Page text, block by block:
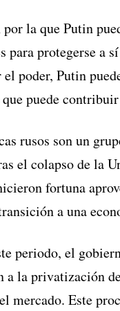
la que Putin
para protegerse a
poder, Putin
puede
rusos son un
el colapso de la
fortuna
a una
periodo, el
a la privatización
mercado. Este